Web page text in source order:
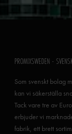
PROMIXSWEDEN -
Som svenskt bolag
kan vi säkerställa
Tack vare tre av
erbjuder vi
fabrik, ett brett